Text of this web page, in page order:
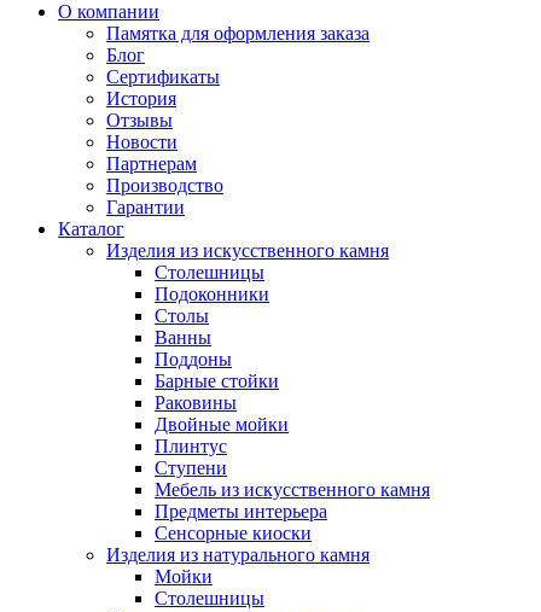
О компании
Памятка для оформления заказа
Блог
Сертификаты
История
Отзывы
Новости
Партнерам
Производство
Гарантии
Каталог
Изделия из искусственного камня
Столешницы
Подоконники
Столы
Ванны
Поддоны
Барные стойки
Раковины
Двойные мойки
Плинтус
Ступени
Мебель из искусственного камня
Предметы интерьера
Сенсорные киоски
Изделия из натурального камня
Мойки
Столешницы